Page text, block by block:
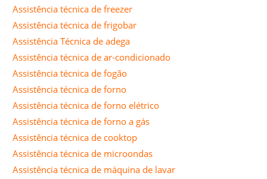
Assistência técnica de freezer
Assistência técnica de frigobar
Assistência Técnica de adega
Assistência técnica de ar-condicionado
Assistência técnica de fogão
Assistência técnica de forno
Assistência técnica de forno elétrico
Assistência técnica de forno a gás
Assistência técnica de cooktop
Assistência técnica de microondas
Assistência técnica de máquina de lavar